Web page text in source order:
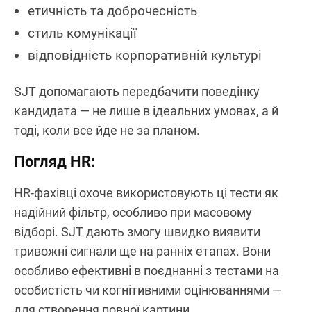
етичність та доброчесність
стиль комунікації
відповідність корпоративній культурі
SJT допомагають передбачити поведінку
кандидата — не лише в ідеальних умовах, а й
тоді, коли все йде не за планом.
Погляд HR:
HR-фахівці охоче використовують ці тести як
надійний фільтр, особливо при масовому
відборі. SJT дають змогу швидко виявити
тривожні сигнали ще на ранніх етапах. Вони
особливо ефективні в поєднанні з тестами на
особистість чи когнітивними оцінюваннями —